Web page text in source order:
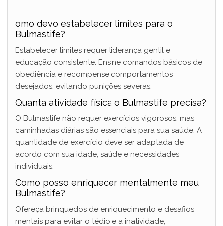
omo devo estabelecer limites para o
Bulmastife?
Estabelecer limites requer liderança gentil e
educação consistente. Ensine comandos básicos de
obediência e recompense comportamentos
desejados, evitando punições severas.
Quanta atividade física o Bulmastife precisa?
O Bulmastife não requer exercícios vigorosos, mas
caminhadas diárias são essenciais para sua saúde. A
quantidade de exercício deve ser adaptada de
acordo com sua idade, saúde e necessidades
individuais.
Como posso enriquecer mentalmente meu
Bulmastife?
Ofereça brinquedos de enriquecimento e desafios
mentais para evitar o tédio e a inatividade,